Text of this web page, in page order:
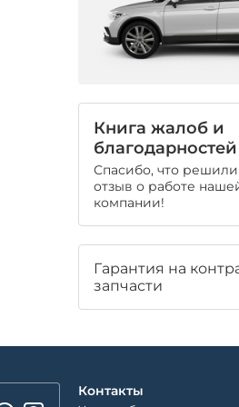
Книга жалоб и
благодарностей
Спасибо, что решили
отзыв о работе
компании!
Гарантия на
запчасти
Контакты